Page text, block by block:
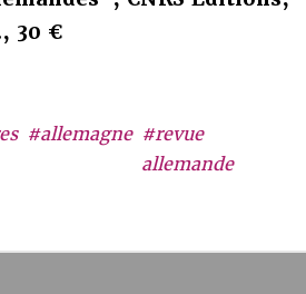
#allemagne #revue
allemande
30 €